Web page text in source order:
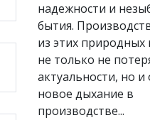
надежности и
бытия.
из этих природных
не только не
актуальности, но и
новое дыхание в
производстве...